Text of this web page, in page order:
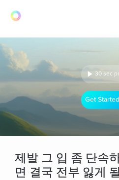
30 sec
Get
제발 그 입 좀 단속
면 결국 전부 잃게